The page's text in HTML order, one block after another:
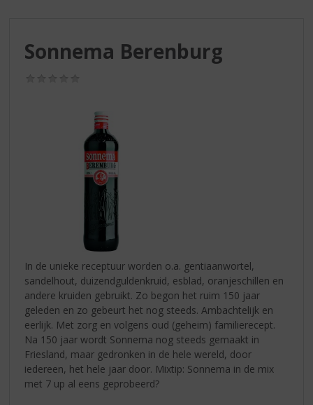
Sonnema Berenburg
In de unieke receptuur worden o.a. gentiaanwortel,
sandelhout, duizendguldenkruid, esblad, oranjeschillen en
andere kruiden gebruikt. Zo begon het ruim 150 jaar
geleden en zo gebeurt het nog steeds. Ambachtelijk en
eerlijk. Met zorg en volgens oud (geheim) familierecept.
Na 150 jaar wordt Sonnema nog steeds gemaakt in
Friesland, maar gedronken in de hele wereld, door
iedereen, het hele jaar door. Mixtip: Sonnema in de mix
met 7 up al eens geprobeerd?